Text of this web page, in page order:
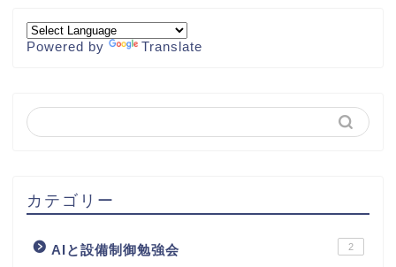
Powered by Translate
カテゴリー
AIと設備制御勉強会 2